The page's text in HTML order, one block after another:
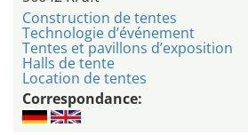
Construction de tentes
Technologie d’événement
Tentes et pavillons d’exposition
Halls de tente
Location de tentes
Correspondance: